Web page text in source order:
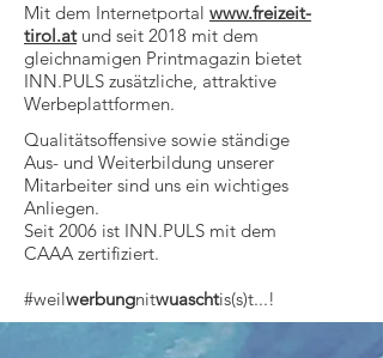
Mit dem Internetportal www.freizeit-
tirol.atund seit 2018 mit dem
gleichnamigen Printmagazin bietet
INN.PULS zusätzliche, attraktive
Werbeplattformen.
Qualitätsoffensive sowie ständige
Aus- und Weiterbildung unserer
Mitarbeiter sind uns ein wichtiges
Anliegen.
Seit 2006 ist INN.PULS mit dem
CAAA zertifiziert.
#weilwerbungnitwuaschtis(s)t...!